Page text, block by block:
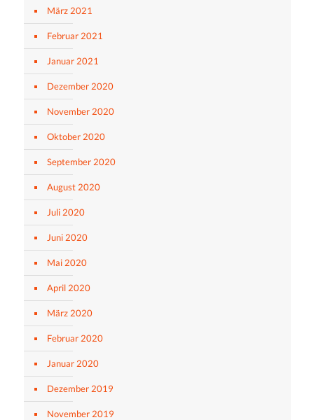
März 2021
Februar 2021
Januar 2021
Dezember 2020
November 2020
Oktober 2020
September 2020
August 2020
Juli 2020
Juni 2020
Mai 2020
April 2020
März 2020
Februar 2020
Januar 2020
Dezember 2019
November 2019